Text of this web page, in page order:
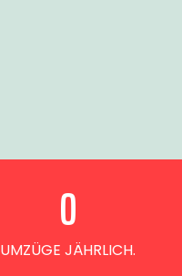
UMZÜGE JÄHRLICH.
0